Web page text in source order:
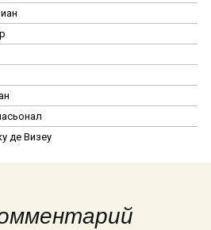
де Визеу